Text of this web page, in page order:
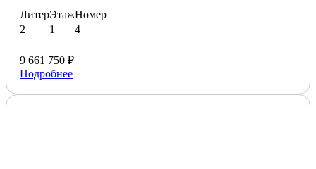
Литер
2
Этаж
1
Номер
4
9 661 750 ₽
Подробнее